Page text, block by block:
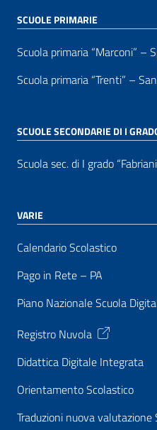
SCUOLE PRIMARIE
Scuola primaria “Marconi” –
Scuola primaria “Trenti” –
SCUOLE SECONDARIE DI I
Scuola sec. di I grado
VARIE
Calendario Scolastico
Pago in Rete – PA
Piano Nazionale Scuola
Registro Nuvola
Didattica Digitale Integrata
Orientamento Scolastico
Traduzioni nuova valutazione